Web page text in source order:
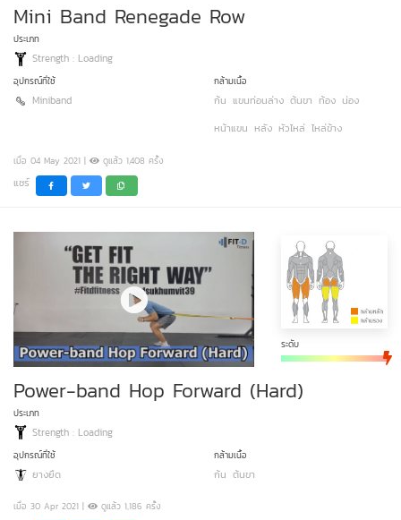
Mini Band Renegade Row
ประเภท
Strength : Loading
อุปกรณ์ที่ใช้
Miniband
กล้ามเนื้อ
ก้น แขนท่อนล่าง ต้นขา ท้อง น่อง
หน้าแขน หลัง หัวไหล่ ไหล่ข้าง
เมื่อ 04 May 2021 | ดูแล้ว 1,408 ครั้ง
แชร์
ระดับ
Power-band Hop Forward (Hard)
ประเภท
Strength : Loading
อุปกรณ์ที่ใช้
ยางยืด
กล้ามเนื้อ
ก้น ต้นขา
เมื่อ 30 Apr 2021 | ดูแล้ว 1,186 ครั้ง